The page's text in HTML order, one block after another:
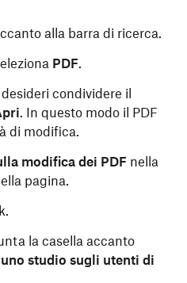
alla barra di ricerca.
PDF.
condividere il
. In questo modo il PDF
di modifica.
modifica dei PDF nella
pagina.
la casella accanto
studio sugli utenti di